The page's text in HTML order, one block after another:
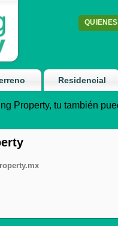
Residencial
Property, tu también